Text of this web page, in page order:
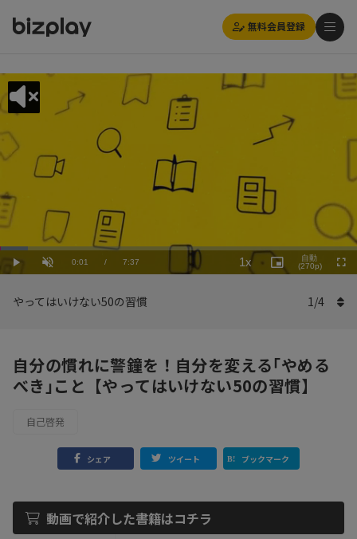
無料会員登録
Play UnmuteCurrent
0:01 / Duration
7:37
Loaded:
7.89%
1x
Playback
Rate
Picture-
in-
自動
(270p)
やってはいけない50の習慣 1/4
自分の慣れに警鐘を！自分を変える｢やめる
べき｣こと【やってはいけない50の習慣】
自己啓発
シェア ツイート ブックマーク
動画で紹介した書籍はコチラ